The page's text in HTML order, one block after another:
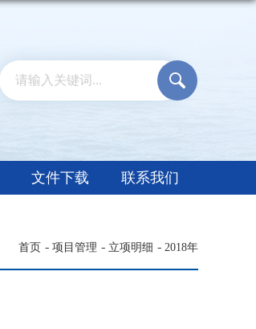
文件下载 联系我们
首页 项目管理 立项明细 2018年